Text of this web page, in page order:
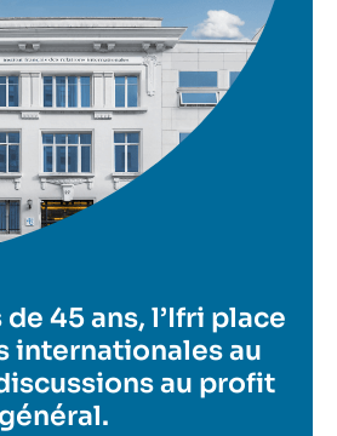
45 ans, l’Ifri place
internationales au
au profit